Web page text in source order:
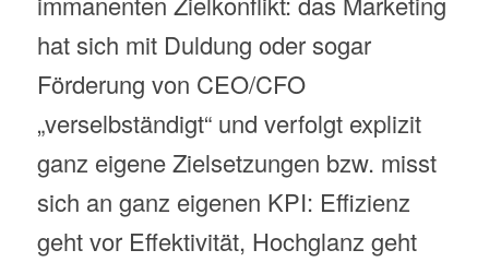
hat sich mit Duldung oder sogar
Förderung von CEO/CFO
„verselbständigt“ und verfolgt explizit
ganz eigene Zielsetzungen bzw. misst
sich an ganz eigenen KPI: Effizienz
geht vor Effektivität, Hochglanz geht